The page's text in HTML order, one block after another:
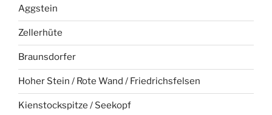
Aggstein
Zellerhüte
Braunsdorfer
Hoher Stein / Rote Wand / Friedrichsfelsen
Kienstockspitze / Seekopf